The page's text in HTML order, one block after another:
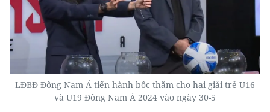
LĐBĐ Đông Nam Á tiến hành bốc thăm cho hai giải trẻ U16
và U19 Đông Nam Á 2024 vào ngày 30-5